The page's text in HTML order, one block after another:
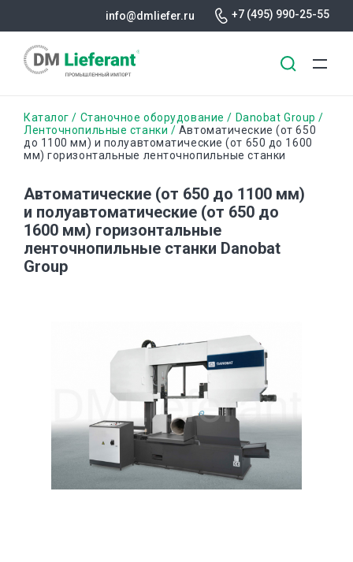
основному
содержанию
info@dmliefer.ru +7 (495) 990-25-55
Строка
навигации
Каталог Станочное оборудование
Danobat Group
Ленточнопильные станки
Автоматические (от 650
до 1100 мм) и полуавтоматические (от 650 до 1600
мм) горизонтальные ленточнопильные станки
Автоматические (от 650 до 1100 мм)
и полуавтоматические (от 650 до
1600 мм) горизонтальные
ленточнопильные станки Danobat
Group